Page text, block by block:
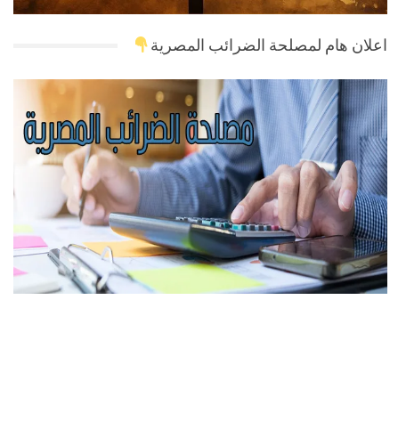
اعلان هام لمصلحة الضرائب المصرية